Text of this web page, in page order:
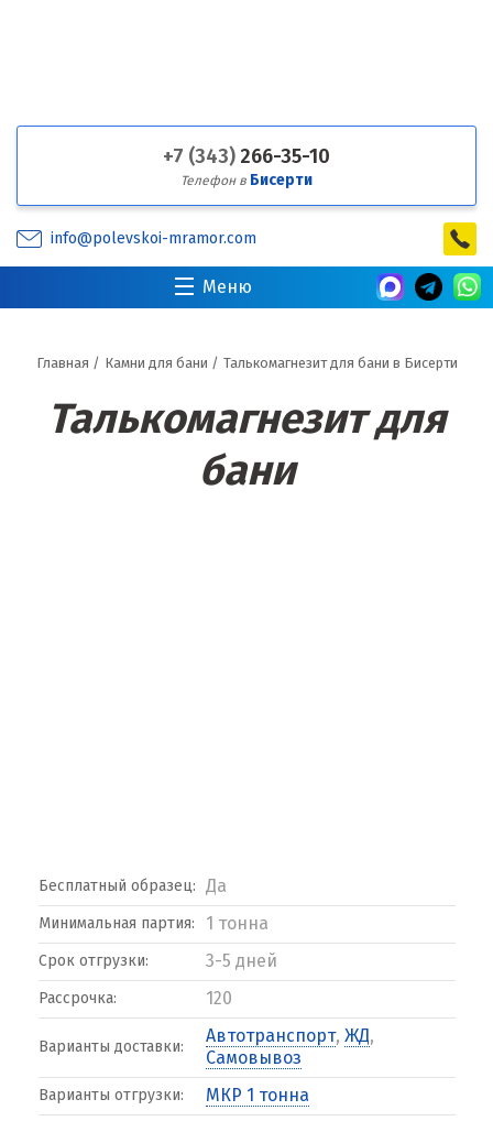
+7 (343) 266-35-10
Телефон в Бисерти
info@polevskoi-mramor.com
Меню
Главная / Камни для бани / Талькомагнезит для бани в Бисерти
Талькомагнезит для
бани
Бесплатный образец: Да
Минимальная партия: 1 тонна
Срок отгрузки: 3-5 дней
Рассрочка: 120
Варианты доставки:
Автотранспорт, ЖД,
Самовывоз
Варианты отгрузки: МКР 1 тонна